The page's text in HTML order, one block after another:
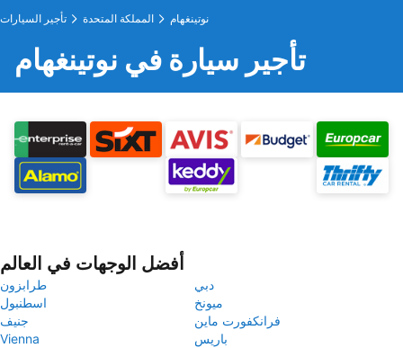
تأجير السيارات المملكة المتحدة نوتينغهام
تأجير سيارة في نوتينغهام
أفضل الوجهات في العالم
طرابزون
دبي
اسطنبول
ميونخ
جنيف
فرانكفورت ماين
Vienna
باريس